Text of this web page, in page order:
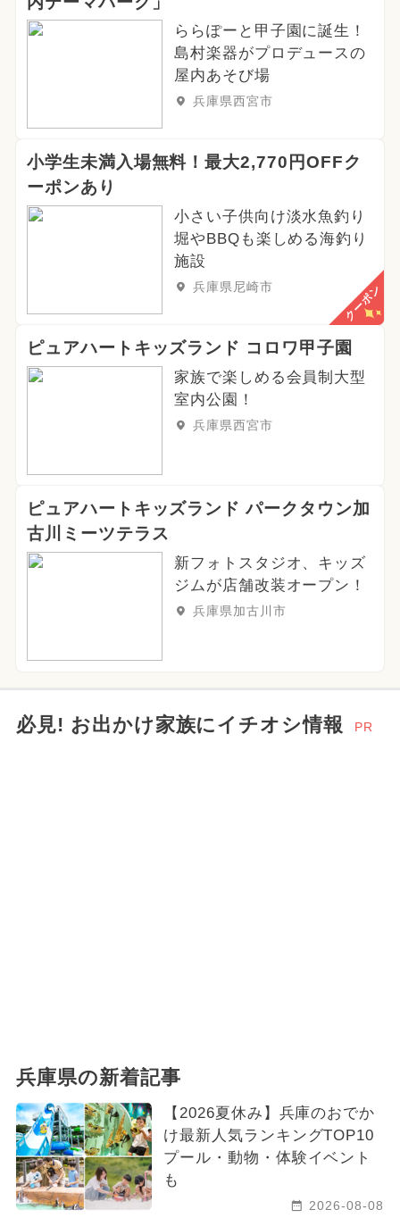
ららぽーと甲子園に誕生！
島村楽器がプロデュースの
屋内あそび場
兵庫県西宮市
小学生未満入場無料！最大2,770円OFFク
ーポンあり
小さい子供向け淡水魚釣り
堀やBBQも楽しめる海釣り
施設
兵庫県尼崎市 クーポン
ピュアハートキッズランド コロワ甲子園
家族で楽しめる会員制大型
室内公園！
兵庫県西宮市
ピュアハートキッズランド パークタウン加
古川ミーツテラス
新フォトスタジオ、キッズ
ジムが店舗改装オープン！
兵庫県加古川市
必見! お出かけ家族にイチオシ情報 PR
兵庫県の新着記事
【2026夏休み】兵庫のおでか
け最新人気ランキングTOP10
プール・動物・体験イベント
も
2026-08-08